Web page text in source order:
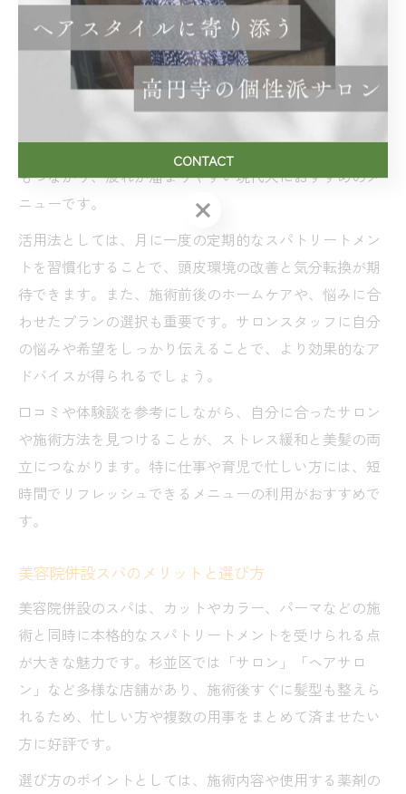
ストレス緩和も叶うスパトリートメント活用法
スパトリートメントは、髪や頭皮のケアだけでなく、ス
トレス緩和にも効果的です。杉並区のサロンでは、施術
中にリラックスできる音楽やアロマを取り入れること
ドスパは、頭皮の血行促進や自律神経のバランス調整に
もつながり、疲れが溜まりやすい現代人におすすめのメ
ニューです。
活用法としては、月に一度の定期的なスパトリートメン
トを習慣化することで、頭皮環境の改善と気分転換が期
待できます。また、施術前後のホームケアや、悩みに合
わせたプランの選択も重要です。サロンスタッフに自分
の悩みや希望をしっかり伝えることで、より効果的なア
ドバイスが得られるでしょう。
口コミや体験談を参考にしながら、自分に合ったサロン
や施術方法を見つけることが、ストレス緩和と美髪の両
立につながります。特に仕事や育児で忙しい方には、短
時間でリフレッシュできるメニューの利用がおすすめで
す。
美容院併設スパのメリットと選び方
美容院併設のスパは、カットやカラー、パーマなどの施
術と同時に本格的なスパトリートメントを受けられる点
が大きな魅力です。杉並区では「サロン」「ヘアサロ
ン」など多様な店舗があり、施術後すぐに髪型も整えら
れるため、忙しい方や複数の用事をまとめて済ませたい
方に好評です。
選び方のポイントとしては、施術内容や使用する薬剤の
CONTACT
CONTACT